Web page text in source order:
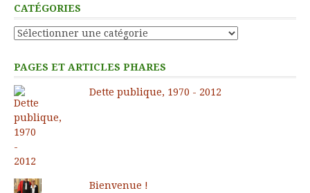
CATÉGORIES
Catégories
PAGES ET ARTICLES PHARES
Dette publique, 1970 - 2012
Bienvenue !